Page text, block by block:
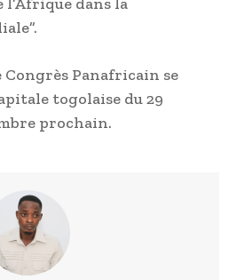
Congrès Panafricain se
togolaise du 29
prochain.